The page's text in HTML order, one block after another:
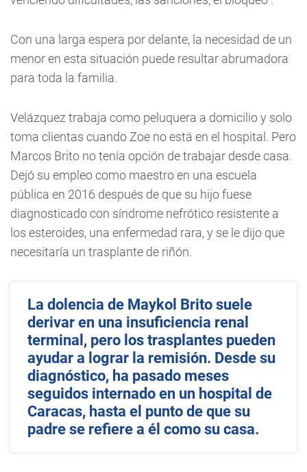
Con una larga espera por delante, la necesidad de un
menor en esta situación puede resultar abrumadora
para toda la familia.
Velázquez trabaja como peluquera a domicilio y solo
toma clientas cuando Zoe no está en el hospital. Pero
Marcos Brito no tenía opción de trabajar desde casa.
Dejó su empleo como maestro en una escuela
pública en 2016 después de que su hijo fuese
diagnosticado con síndrome nefrótico resistente a
los esteroides, una enfermedad rara, y se le dijo que
necesitaría un trasplante de riñón.
La dolencia de Maykol Brito suele
derivar en una insuficiencia renal
terminal, pero los trasplantes pueden
ayudar a lograr la remisión. Desde su
diagnóstico, ha pasado meses
seguidos internado en un hospital de
Caracas, hasta el punto de que su
padre se refiere a él como su casa.